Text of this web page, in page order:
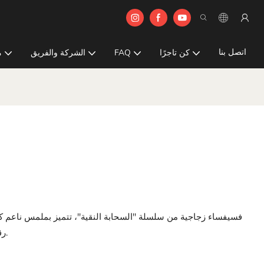
الشركة والفريق FAQ كن تاجرًا اتصل بنا
فسيفساء زجاجية من سلسلة "السحابة النقية"، تتميز بملمس
رقيقةً وأنيقةً على أي مساحة، وتتناغم بسلاسة مع مختلف أنماط الديكور.